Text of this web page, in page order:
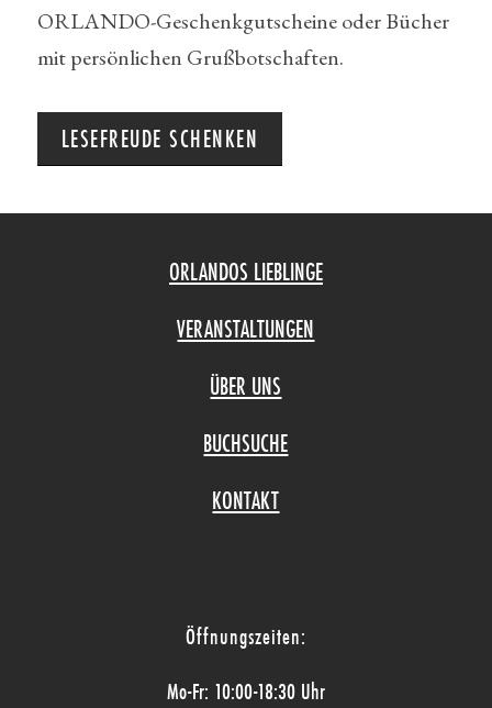
ORLANDO-Geschenkgutscheine oder Bücher
mit persönlichen Grußbotschaften.
LESEFREUDE SCHENKEN
ORLANDOS LIEBLINGE
VERANSTALTUNGEN
ÜBER UNS
BUCHSUCHE
KONTAKT
Öffnungszeiten:
Mo-Fr: 10:00-18:30 Uhr